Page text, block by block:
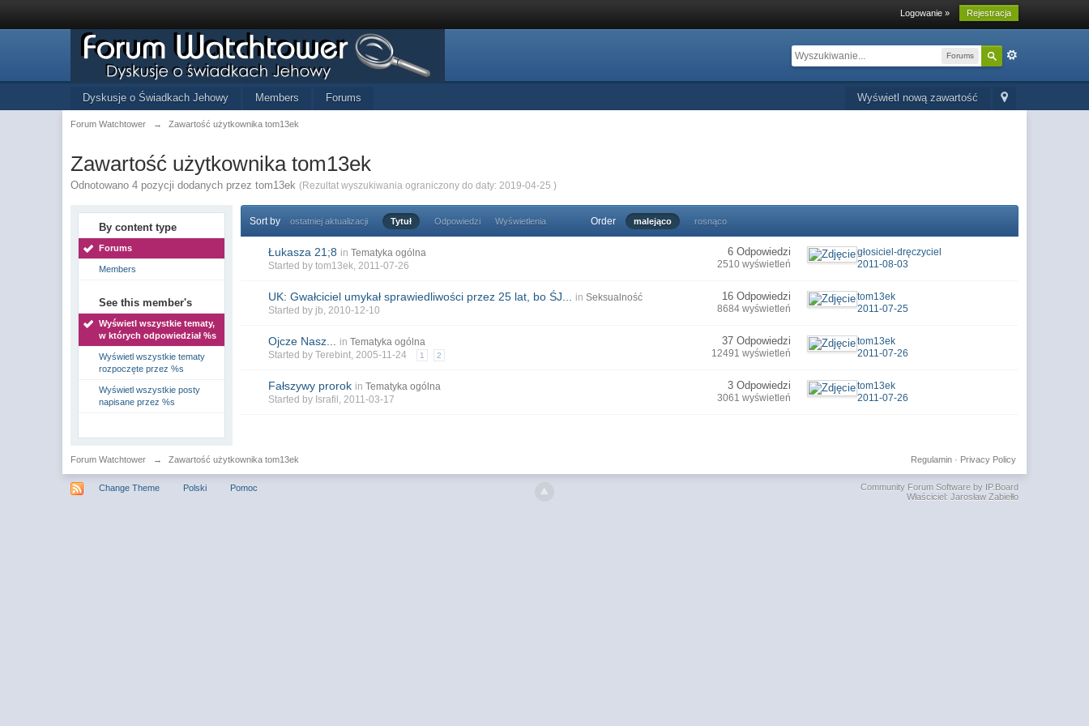
Logowanie » Rejestracja
Forums
Wyświetl nową zawartość
Dyskusje o Świadkach Jehowy Members Forums
Forum Watchtower → Zawartość użytkownika tom13ek
Zawartość użytkownika tom13ek
Odnotowano 4 pozycji dodanych przez tom13ek (Rezultat wyszukiwania ograniczony do daty: 2019-04-25 )
By content type
Forums
Members
See this member's
Wyświetl wszystkie tematy,
w których odpowiedział %s
Wyświetl wszystkie tematy
rozpoczęte przez %s
Wyświetl wszystkie posty
napisane przez %s
Sort by ostatniej aktualizacji Tytuł Odpowiedzi Wyświetlenia Order malejąco rosnąco
Łukasza 21;8 in Tematyka ogólna
Started bytom13ek, 2011-07-26
6 Odpowiedzi
2510 wyświetleń
głosiciel-dręczyciel
2011-08-03
UK: Gwałciciel umykał sprawiedliwości przez 25 lat, bo ŚJ... in Seksualność
Started by jb, 2010-12-10
16 Odpowiedzi
8684 wyświetleń
tom13ek
2011-07-25
Ojcze Nasz... in Tematyka ogólna
Started byTerebint, 2005-11-24 1 2
37 Odpowiedzi
12491 wyświetleń
tom13ek
2011-07-26
Fałszywy prorok in Tematyka ogólna
Started by Israfil , 2011-03-17
3 Odpowiedzi
3061 wyświetleń
tom13ek
2011-07-26
Forum Watchtower → Zawartość użytkownika tom13ek Privacy Policy
Regulamin·
Change Theme Polski Pomoc
Community Forum Software by IP.Board
Właściciel: Jarosław Zabiełło